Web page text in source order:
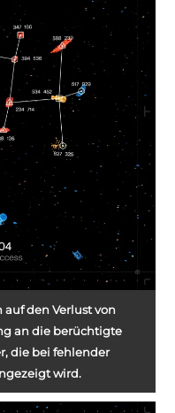
auf den Verlust von
an die berüchtigte
die bei fehlender
wird.